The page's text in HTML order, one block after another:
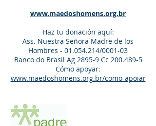
www.maedoshomens.org.br
Haz tu donación aquí:
Ass. Nuestra Señora Madre de los
Hombres - 01.054.214/0001-03
Banco do Brasil Ag 2895-9 Cc 200.489-5
Cómo apoyar:
www.maedoshomens.org.br/como-apoiar